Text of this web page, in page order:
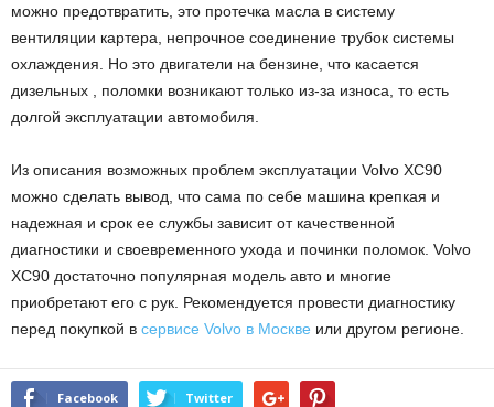
можно предотвратить, это протечка масла в систему
вентиляции картера, непрочное соединение трубок системы
охлаждения. Но это двигатели на бензине, что касается
дизельных , поломки возникают только из-за износа, то есть
долгой эксплуатации автомобиля.
Из описания возможных проблем эксплуатации Volvo XC90
можно сделать вывод, что сама по себе машина крепкая и
надежная и срок ее службы зависит от качественной
диагностики и своевременного ухода и починки поломок. Volvo
XC90 достаточно популярная модель авто и многие
приобретают его с рук. Рекомендуется провести диагностику
перед покупкой в сервисе Volvo в Москве или другом регионе.
Facebook Twitter